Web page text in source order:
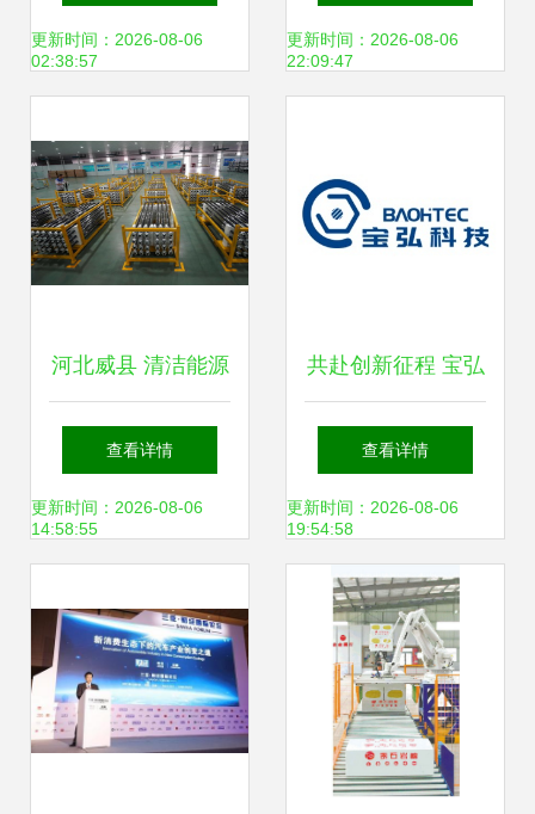
能源技术研发》客
收官
更新时间：2026-08-06
02:38:57
码，构建长期价值
更新时间：2026-08-06
22:09:47
河北威县 清洁能源
产品迎产销旺季，
新兴产业赋能绿色
查看详情
更新时间：2026-08-06
14:58:55
共赴创新征程 宝弘
科技邀您出席第三
届高比能固态电池
关键材料技术大会
查看详情
更新时间：2026-08-06
19:54:58